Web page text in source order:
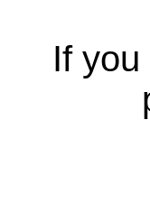
If